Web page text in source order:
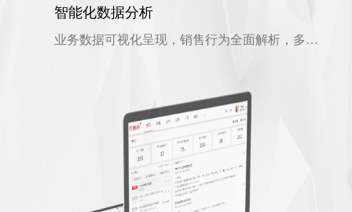
智能化数据分析
业务数据可视化呈现，销售行为全面解析，多维度报表辅助决策